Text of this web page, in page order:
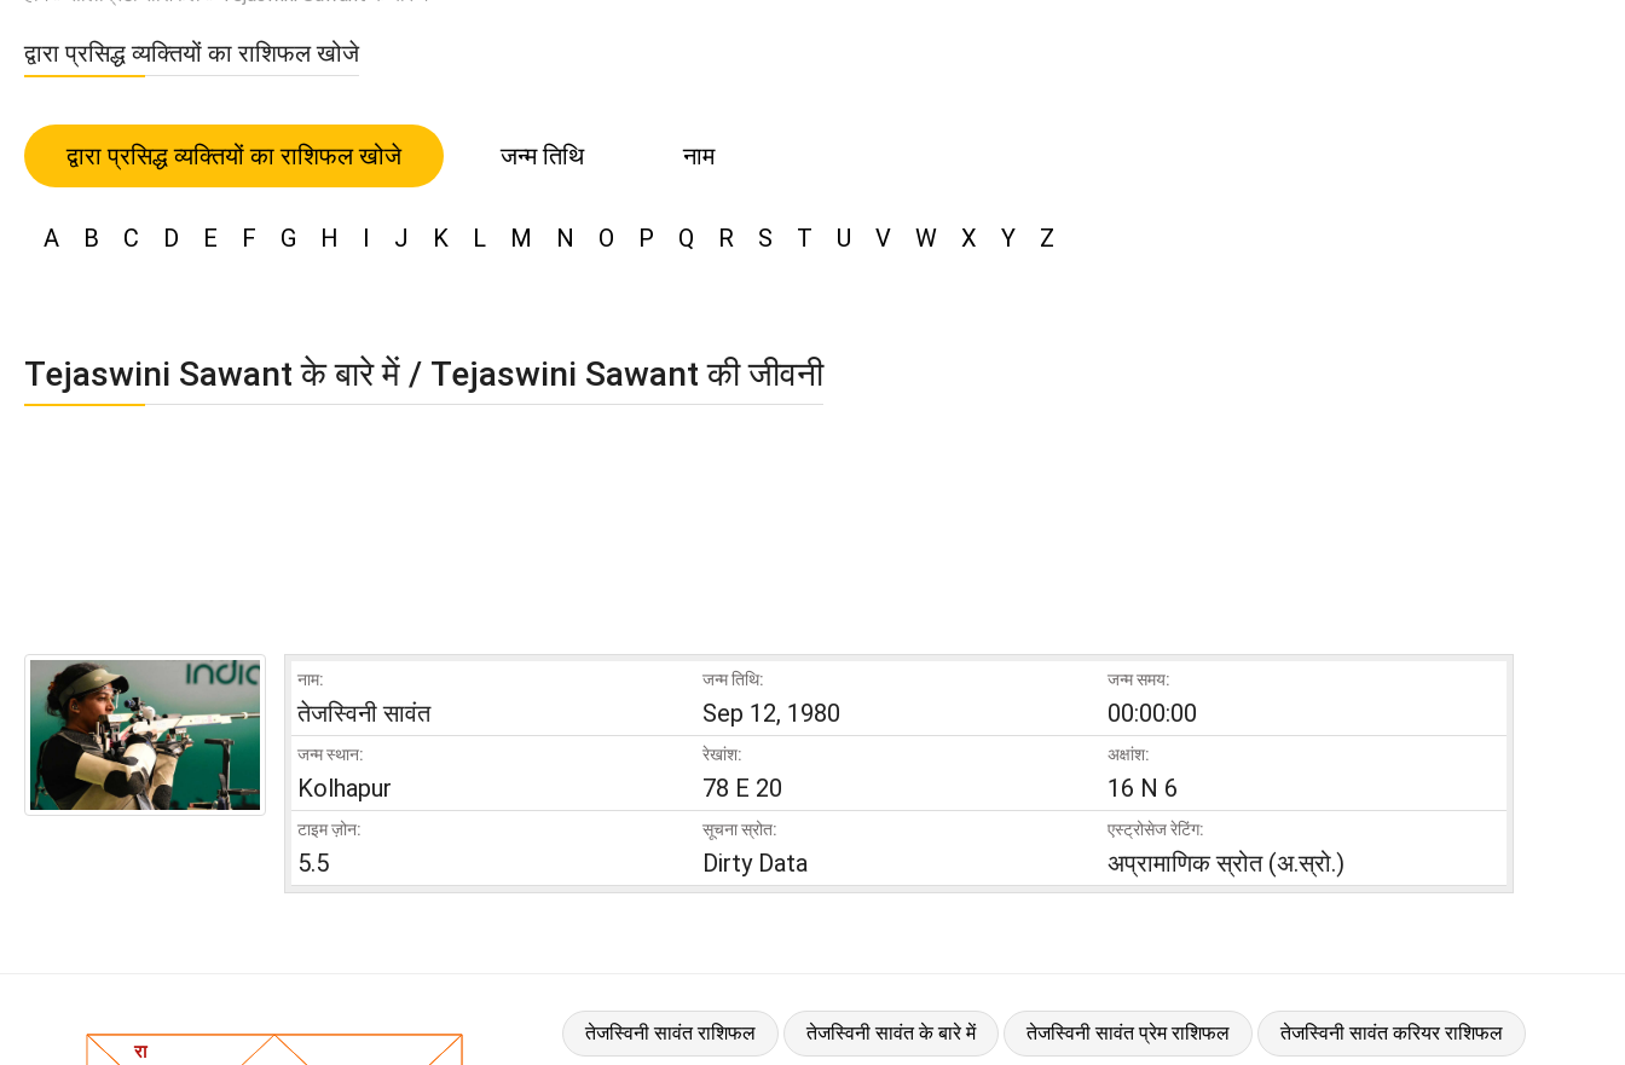
द्वारा प्रसिद्ध व्यक्तियों का राशिफल खोजे
द्वारा प्रसिद्ध व्यक्तियों का राशिफल खोजे जन्म तिथि नाम
A B C D E F G H I J K L M N O P Q R S T U V W X Y Z
Tejaswini Sawant के बारे में / Tejaswini Sawant की जीवनी
नाम:
तेजस्विनी सावंत
जन्म तिथि:
Sep 12, 1980
जन्म समय:
00:00:00
जन्म स्थान:
Kolhapur
रेखांश:
78 E 20
अक्षांश:
16 N 6
टाइम ज़ोन:
5.5
सूचना स्रोत:
Dirty Data
एस्ट्रोसेज रेटिंग:
अप्रामाणिक स्रोत (अ.स्रो.)
तेजस्विनी सावंत राशिफल तेजस्विनी सावंत के बारे में तेजस्विनी सावंत प्रेम राशिफल तेजस्विनी सावंत करियर राशिफल